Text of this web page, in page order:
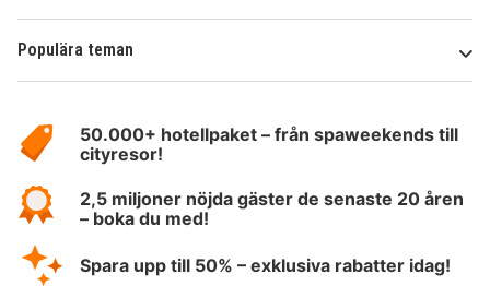
Populära teman
HotelSpecials50.000+ hotellpaket – från spaweekends till
cityresor!
2,5 miljoner nöjda gäster de senaste 20 åren
– boka du med!
Spara upp till 50% – exklusiva rabatter idag!